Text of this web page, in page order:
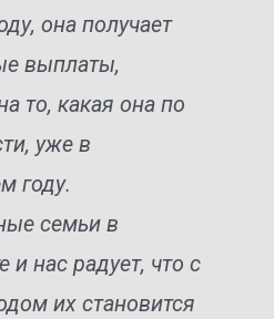
она получает
выплаты,
то, какая она по
уже в
году.
семьи в
и нас радует, что с
их становится